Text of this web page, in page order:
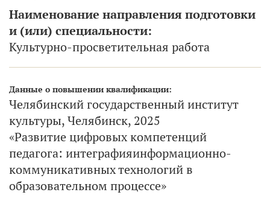
Наименование направления подготовки
и (или) специальности:
Культурно-просветительная работа
Данные о повышении квалификации:
Челябинский государственный институт
культуры, Челябинск, 2025
«Развитие цифровых компетенций
педагога: интеграфияинформационно-
коммуникативных технологий в
образовательном процессе»